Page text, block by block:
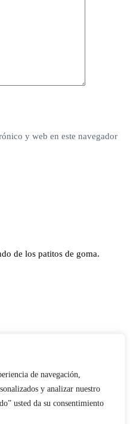
de navegación,
y analizar nuestro
usted da su consentimiento
y web en este navegador
de los patitos de goma.